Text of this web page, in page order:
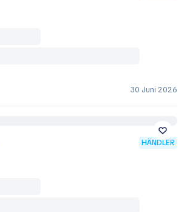
30 Juni 2026
HÄNDLER